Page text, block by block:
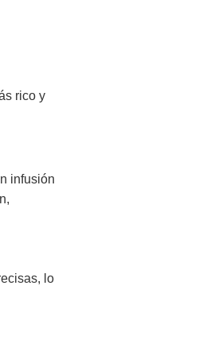
rico y
infusión
lo